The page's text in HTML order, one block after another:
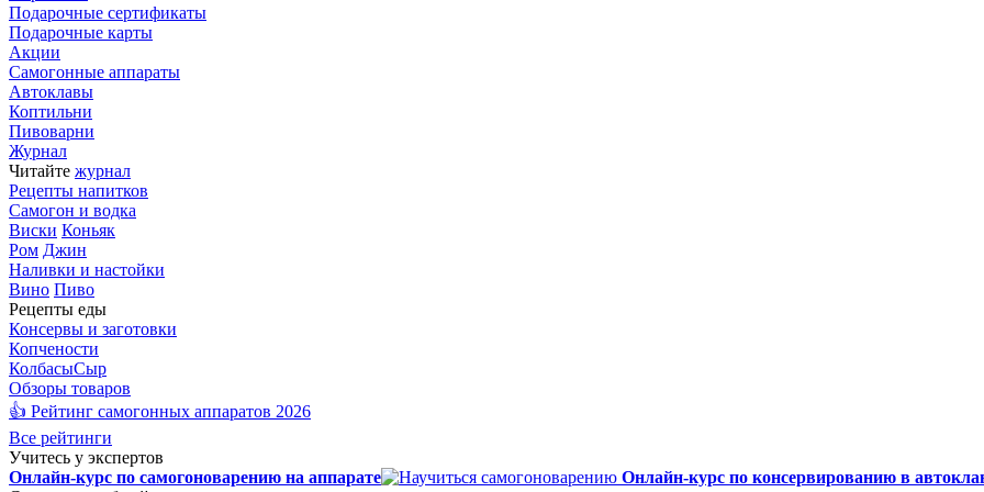
Подарочные сертификаты
Подарочные карты
Акции
Самогонные аппараты
Автоклавы
Коптильни
Пивоварни
Журнал
Читайте журнал
Рецепты напитков
Самогон и водка
Виски Коньяк
Ром Джин
Наливки и настойки
Вино Пиво
Рецепты еды
Консервы и заготовки
Копчености
КолбасыСыр
Обзоры товаров
👍 Рейтинг самогонных аппаратов 2026
Все рейтинги
Учитесь у экспертов
Онлайн-курс по самогоноварению на аппарате
Онлайн-курс по консервированию в